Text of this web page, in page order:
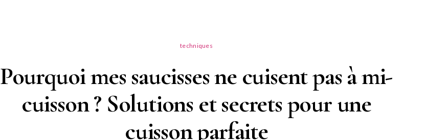
techniques
Pourquoi mes saucisses ne cuisent pas à mi-
cuisson ? Solutions et secrets pour une
cuisson parfaite